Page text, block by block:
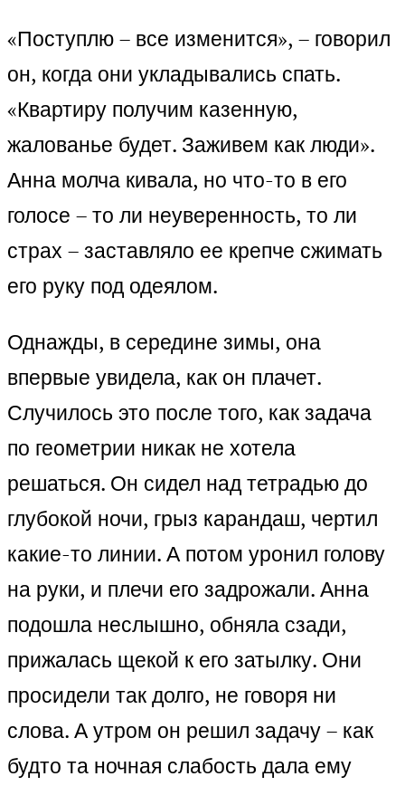
«Поступлю – все изменится», – говорил
он, когда они укладывались спать.
«Квартиру получим казенную,
жалованье будет. Заживем как люди».
Анна молча кивала, но что-то в его
голосе – то ли неуверенность, то ли
страх – заставляло ее крепче сжимать
его руку под одеялом.
Однажды, в середине зимы, она
впервые увидела, как он плачет.
Случилось это после того, как задача
по геометрии никак не хотела
решаться. Он сидел над тетрадью до
глубокой ночи, грыз карандаш, чертил
какие-то линии. А потом уронил голову
на руки, и плечи его задрожали. Анна
подошла неслышно, обняла сзади,
прижалась щекой к его затылку. Они
просидели так долго, не говоря ни
слова. А утром он решил задачу – как
будто та ночная слабость дала ему